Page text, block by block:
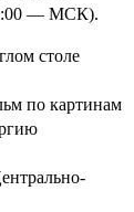
— МСК).
столе
по картинам